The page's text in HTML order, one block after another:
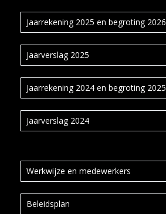
Jaarrekening 2025 en begroting 2026
Jaarverslag 2025
Jaarrekening 2024 en begroting 2025
Jaarverslag 2024
Werkwijze en medewerkers
Beleidsplan